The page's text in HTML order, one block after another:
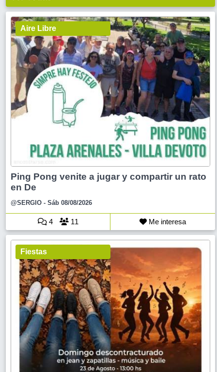
Aire Libre
Ping Pong venite a jugar y compartir un rato
en De
@SERGIO - Sáb 08/08/2026
4 11 Me interesa
Fiestas